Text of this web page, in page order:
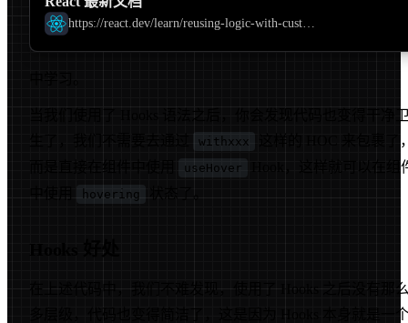
https://react.dev/learn/reusing-logic-with-custom-hooks
当我们使用了 Hooks 语法之后，你会发现代码也变得干净
生了，我们不需要去通过
withxxx
这样的 HOC 来包裹了
而是直接在组件中使用
useHover
Hook，这样就可以在组
hovering 状态了。
Hooks 好处
在上述代码中，我们不难发现，使用了 Hooks 之后没有那
多层级，代码也变得简洁了，这是因为 Hooks 本身就是一